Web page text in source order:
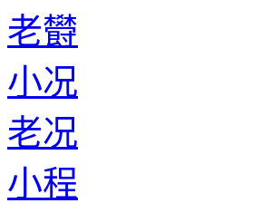
老欎
小况
老况
小程